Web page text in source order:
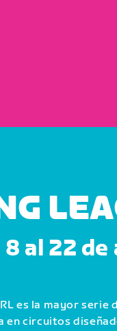
al 22
es la mayor serie
en circuitos